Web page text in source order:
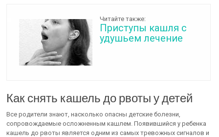
Читайте также:
Приступы кашля с
удушьем лечение
Как снять кашель до рвоты у детей
Все родители знают, насколько опасны детские болезни,
сопровождаемые осложненным кашлем. Появившийся у ребенка
кашель до рвоты является одним из самых тревожных сигналов и